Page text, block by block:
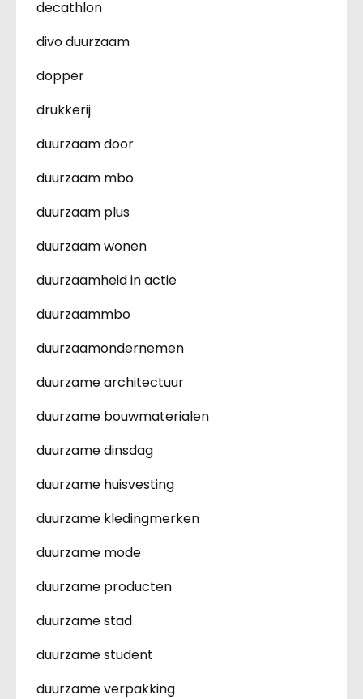
decathlon
divo duurzaam
dopper
drukkerij
duurzaam door
duurzaam mbo
duurzaam plus
duurzaam wonen
duurzaamheid in actie
duurzaammbo
duurzaamondernemen
duurzame architectuur
duurzame bouwmaterialen
duurzame dinsdag
duurzame huisvesting
duurzame kledingmerken
duurzame mode
duurzame producten
duurzame stad
duurzame student
duurzame verpakking